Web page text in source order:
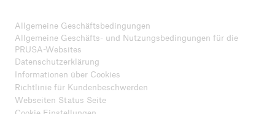
Allgemeine Geschäftsbedingungen
Allgemeine Geschäfts- und Nutzungsbedingungen für die
PRUSA-Websites
Datenschutzerklärung
Informationen über Cookies
Richtlinie für Kundenbeschwerden
Webseiten Status Seite